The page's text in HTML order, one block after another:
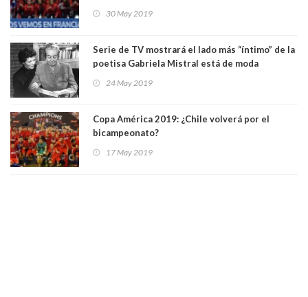
30 May 2019
Serie de TV mostrará el lado más “íntimo” de la
poetisa Gabriela Mistral está de moda
24 May 2019
Copa América 2019: ¿Chile volverá por el
bicampeonato?
17 May 2019